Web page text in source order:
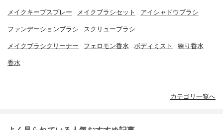
メイクキープスプレー メイクブラシセット アイシャドウブラシ
ファンデーションブラシ スクリューブラシ
メイクブラシクリーナー フェロモン香水 ボディミスト 練り香水
香水
カテゴリ一覧へ